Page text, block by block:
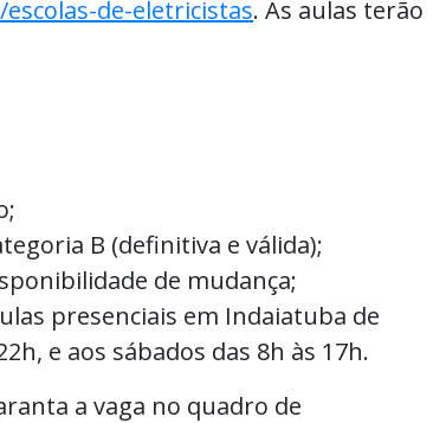
de-eletricistas. As aulas terão
B (definitiva e válida);
de mudança;
presenciais em Indaiatuba de
e aos sábados das 8h às 17h.
a vaga no quadro de